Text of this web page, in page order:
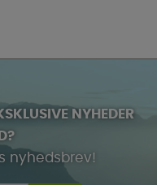
NYHEDER
nyhedsbrev!